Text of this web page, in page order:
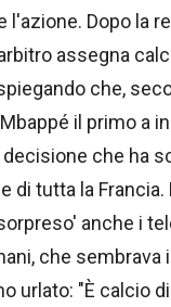
l'azione. Dopo la
assegna
che,
il primo a
decisione che ha
di tutta la
anche i
che sembrava
urlato: "È calcio